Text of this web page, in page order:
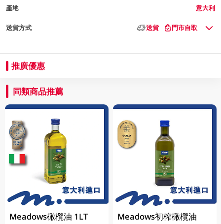
產地 意大利
送貨方式 送貨 門市自取
推廣優惠
同類商品推薦
Meadows橄欖油 1LT
Meadows初榨橄欖油